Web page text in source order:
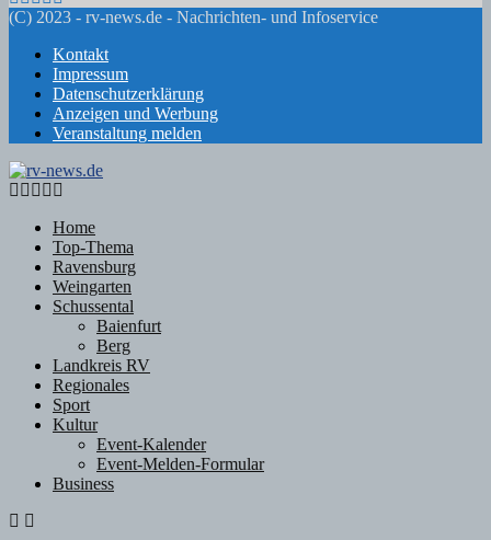
(C) 2023 - rv-news.de - Nachrichten- und Infoservice
Kontakt
Impressum
Datenschutzerklärung
Anzeigen und Werbung
Veranstaltung melden
Facebook
Twitter
Instagram
Email
Home
Top-Thema
Ravensburg
Weingarten
Schussental
Baienfurt
Berg
Landkreis RV
Regionales
Sport
Kultur
Event-Kalender
Event-Melden-Formular
Business